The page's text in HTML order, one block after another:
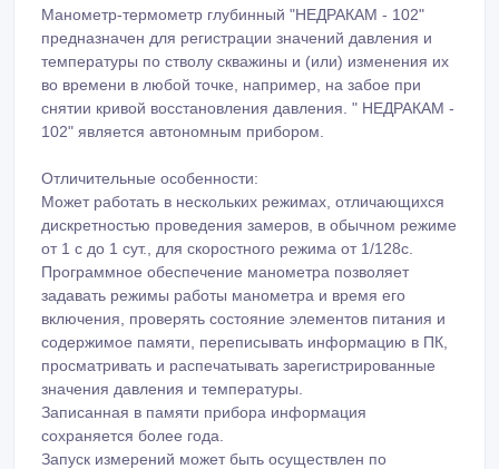
Манометр-термометр глубинный "НЕДРАКАМ - 102"
предназначен для регистрации значений давления и
температуры по стволу скважины и (или) изменения их
во времени в любой точке, например, на забое при
снятии кривой восстановления давления. " НЕДРАКАМ -
102" является автономным прибором.
Отличительные особенности:
Может работать в нескольких режимах, отличающихся
дискретностью проведения замеров, в обычном режиме
от 1 с до 1 сут., для скоростного режима от 1/128с.
Программное обеспечение манометра позволяет
задавать режимы работы манометра и время его
включения, проверять состояние элементов питания и
содержимое памяти, переписывать информацию в ПК,
просматривать и распечатывать зарегистрированные
значения давления и температуры.
Записанная в памяти прибора информация
сохраняется более года.
Запуск измерений может быть осуществлен по